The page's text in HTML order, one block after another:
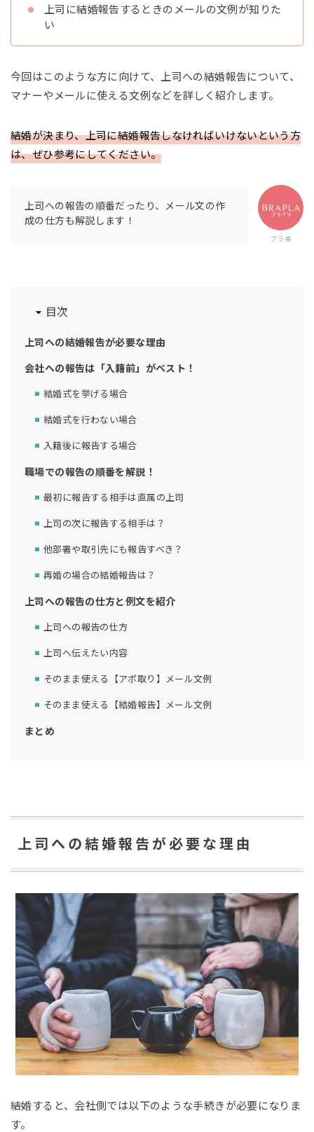
上司に結婚報告するときのメールの文例が知りた
い
今回はこのような方に向けて、上司への結婚報告について、
マナーやメールに使える文例などを詳しく紹介します。
結婚が決まり、上司に結婚報告しなければいけないという方
は、ぜひ参考にしてください。
ブラ美
上司への報告の順番だったり、メール文の作
成の仕方も解説します！
目次
上司への結婚報告が必要な理由
会社への報告は「入籍前」がベスト！
結婚式を挙げる場合
結婚式を行わない場合
入籍後に報告する場合
職場での報告の順番を解説！
最初に報告する相手は直属の上司
上司の次に報告する相手は？
他部署や取引先にも報告すべき？
再婚の場合の結婚報告は？
上司への報告の仕方と例文を紹介
上司への報告の仕方
上司へ伝えたい内容
そのまま使える【アポ取り】メール文例
そのまま使える【結婚報告】メール文例
まとめ
上司への結婚報告が必要な理由
結婚すると、会社側では以下のような手続きが必要になりま
す。